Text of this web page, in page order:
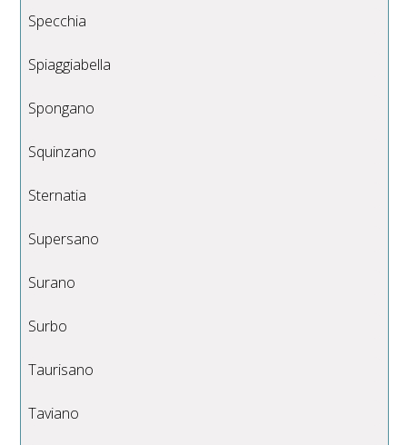
Specchia
Spiaggiabella
Spongano
Squinzano
Sternatia
Supersano
Surano
Surbo
Taurisano
Taviano